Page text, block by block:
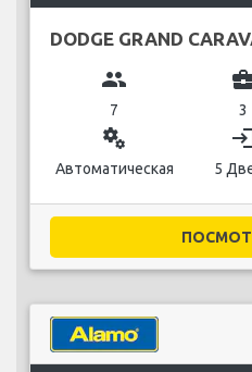
DODGE GRAND
group
7 3
miscellaneous_services
Автоматическая 5